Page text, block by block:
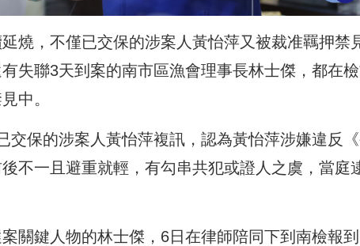
燒，不僅已交保的涉案人黃怡萍又被裁准羈押禁
失聯3天到案的南市區漁會理事長林士傑，都在檢
中。
交保的涉案人黃怡萍複訊，認為黃怡萍涉嫌違反
不一且避重就輕，有勾串共犯或證人之虞，當庭
關鍵人物的林士傑，6日在律師陪同下到南檢報